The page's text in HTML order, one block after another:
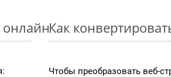
онлайнКак
Чтобы преобразовать веб-